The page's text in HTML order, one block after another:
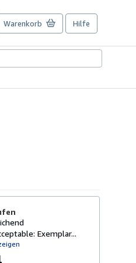
Warenkorb Hilfe
Exemplar...